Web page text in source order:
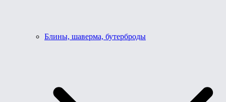
Блины, шаверма, бутерброды